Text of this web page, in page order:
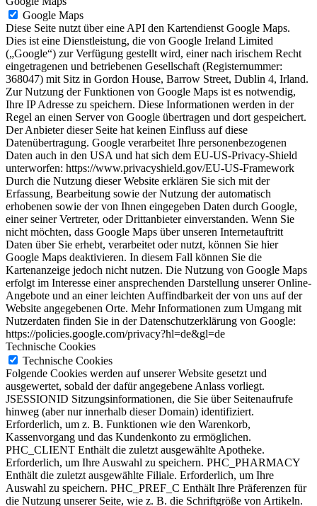
Google Maps
Diese Seite nutzt über eine API den Kartendienst Google Maps.
Dies ist eine Dienstleistung, die von Google Ireland Limited
(„Google“) zur Verfügung gestellt wird, einer nach irischem Recht
eingetragenen und betriebenen Gesellschaft (Registernummer:
368047) mit Sitz in Gordon House, Barrow Street, Dublin 4, Irland.
Zur Nutzung der Funktionen von Google Maps ist es notwendig,
Ihre IP Adresse zu speichern. Diese Informationen werden in der
Regel an einen Server von Google übertragen und dort gespeichert.
Der Anbieter dieser Seite hat keinen Einfluss auf diese
Datenübertragung. Google verarbeitet Ihre personenbezogenen
Daten auch in den USA und hat sich dem EU-US-Privacy-Shield
unterworfen: https://www.privacyshield.gov/EU-US-Framework
Durch die Nutzung dieser Website erklären Sie sich mit der
Erfassung, Bearbeitung sowie der Nutzung der automatisch
erhobenen sowie der von Ihnen eingegeben Daten durch Google,
einer seiner Vertreter, oder Drittanbieter einverstanden. Wenn Sie
nicht möchten, dass Google Maps über unseren Internetauftritt
Daten über Sie erhebt, verarbeitet oder nutzt, können Sie hier
Google Maps deaktivieren. In diesem Fall können Sie die
Kartenanzeige jedoch nicht nutzen. Die Nutzung von Google Maps
erfolgt im Interesse einer ansprechenden Darstellung unserer Online-
Angebote und an einer leichten Auffindbarkeit der von uns auf der
Website angegebenen Orte. Mehr Informationen zum Umgang mit
Nutzerdaten finden Sie in der Datenschutzerklärung von Google:
https://policies.google.com/privacy?hl=de&gl=de
Technische Cookies
Technische Cookies
Folgende Cookies werden auf unserer Website gesetzt und
ausgewertet, sobald der dafür angegebene Anlass vorliegt.
JSESSIONID Sitzungsinformationen, die Sie über Seitenaufrufe
hinweg (aber nur innerhalb dieser Domain) identifiziert.
Erforderlich, um z. B. Funktionen wie den Warenkorb,
Kassenvorgang und das Kundenkonto zu ermöglichen.
PHC_CLIENT Enthält die zuletzt ausgewählte Apotheke.
Erforderlich, um Ihre Auswahl zu speichern. PHC_PHARMACY
Enthält die zuletzt ausgewählte Filiale. Erforderlich, um Ihre
Auswahl zu speichern. PHC_PREF_C Enthält Ihre Präferenzen für
die Nutzung unserer Seite, wie z. B. die Schriftgröße von Artikeln.